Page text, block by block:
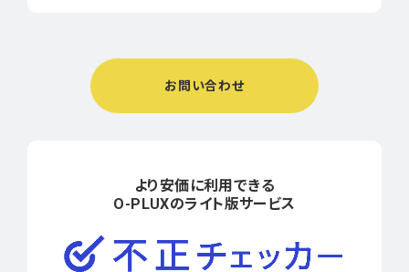
お問い合わせ
より安価に利用できる
O-PLUXのライト版サービス